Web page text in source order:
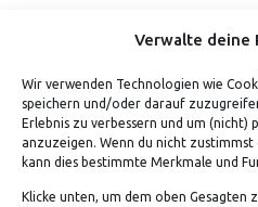
Verwalte deine
Wir verwenden Technologien wie
speichern und/oder darauf
Erlebnis zu verbessern und um (nicht)
anzuzeigen. Wenn du nicht
kann dies bestimmte Merkmale und
Klicke unten, um dem oben Gesagten
Fragen haben, melden wir uns
Bis bald!
Das "von Tiling"-Team